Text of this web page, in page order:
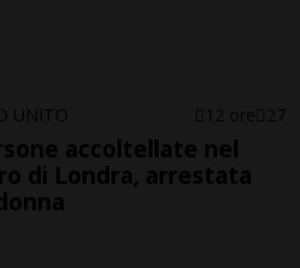
UNITO 12 ore 27
accoltellate nel
di Londra, arrestata